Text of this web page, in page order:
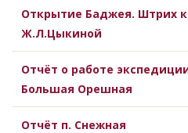
Открытие Баджея. Штрих к
Ж.Л.Цыкиной
Отчёт о работе
Большая Орешная
Отчёт п. Снежная